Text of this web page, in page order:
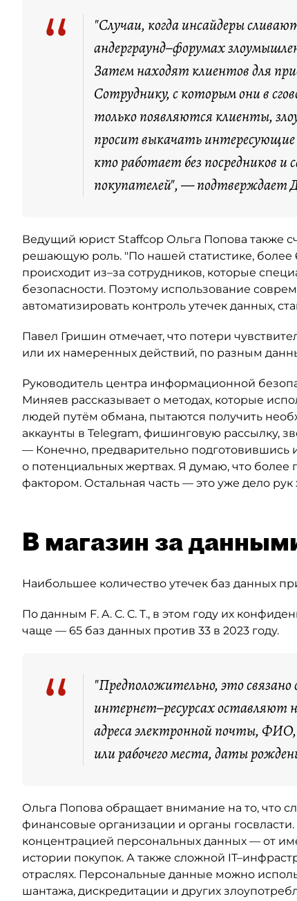
“
"Случаи, когда инсайдеры
андерграунд–форумах
Затем находят клиентов для
Сотруднику, с которым они в
только появляются клиенты,
просит выкачать
кто работает без посредников
покупателей", — подтверждает
Ведущий юрист Staffcop Ольга Попова также
решающую роль. "По нашей статистике, более
происходит из–за сотрудников, которые
безопасности. Поэтому использование
автоматизировать контроль утечек данных,
Павел Гришин отмечает, что потери
или их намеренных действий, по разным
Руководитель центра информационной
Миняев рассказывает о методах, которые
людей путём обмана, пытаются получить
аккаунты в Telegram, фишинговую рассылку,
— Конечно, предварительно
о потенциальных жертвах. Я думаю, что
фактором. Остальная часть — это уже дело рук
В магазин за
Наибольшее количество утечек баз данных
По данным F. A. C. C. T., в этом году их
чаще — 65 баз данных против 33 в 2023 году.
“
"Предположительно, это
интернет–ресурсах оставляют
адреса электронной почты,
или рабочего места, даты
Ольга Попова обращает внимание на то, что
финансовые организации и органы
концентрацией персональных данных — от
истории покупок. А также сложной
отраслях. Персональные данные можно
шантажа, дискредитации и других